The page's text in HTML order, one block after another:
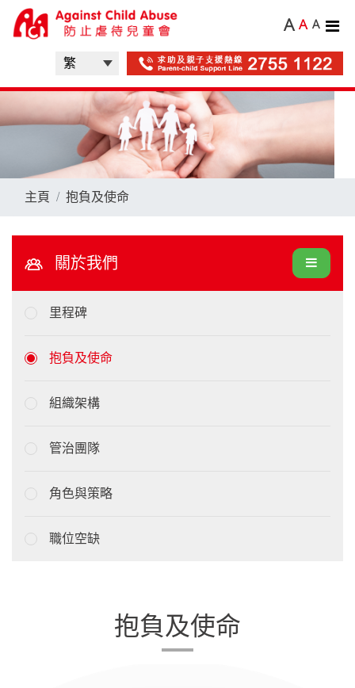
A A A
主頁 抱負及使命
關於我們
里程碑
抱負及使命
組織架構
管治團隊
角色與策略
職位空缺
抱負及使命